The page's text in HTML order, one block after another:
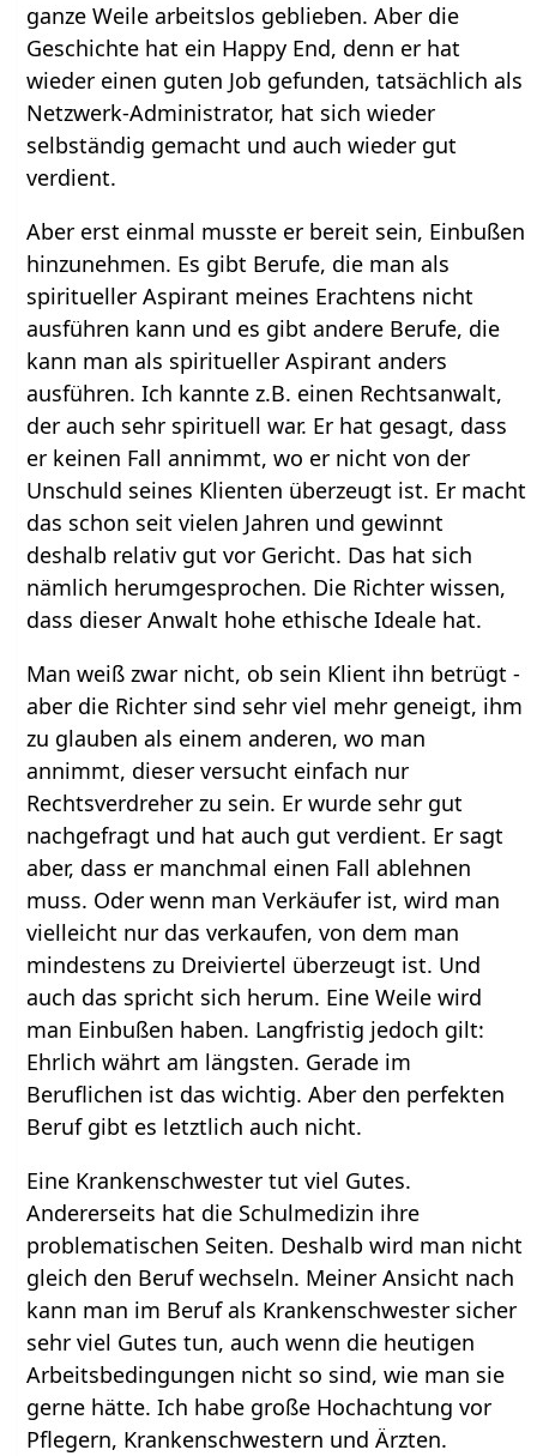
ganze Weile arbeitslos geblieben. Aber die
Geschichte hat ein Happy End, denn er hat
wieder einen guten Job gefunden, tatsächlich als
Netzwerk-Administrator, hat sich wieder
selbständig gemacht und auch wieder gut
verdient.
Aber erst einmal musste er bereit sein, Einbußen
hinzunehmen. Es gibt Berufe, die man als
spiritueller Aspirant meines Erachtens nicht
ausführen kann und es gibt andere Berufe, die
kann man als spiritueller Aspirant anders
ausführen. Ich kannte z.B. einen Rechtsanwalt,
der auch sehr spirituell war. Er hat gesagt, dass
er keinen Fall annimmt, wo er nicht von der
Unschuld seines Klienten überzeugt ist. Er macht
das schon seit vielen Jahren und gewinnt
deshalb relativ gut vor Gericht. Das hat sich
nämlich herumgesprochen. Die Richter wissen,
dass dieser Anwalt hohe ethische Ideale hat.
Man weiß zwar nicht, ob sein Klient ihn betrügt -
aber die Richter sind sehr viel mehr geneigt, ihm
zu glauben als einem anderen, wo man
annimmt, dieser versucht einfach nur
Rechtsverdreher zu sein. Er wurde sehr gut
nachgefragt und hat auch gut verdient. Er sagt
aber, dass er manchmal einen Fall ablehnen
muss. Oder wenn man Verkäufer ist, wird man
vielleicht nur das verkaufen, von dem man
mindestens zu Dreiviertel überzeugt ist. Und
auch das spricht sich herum. Eine Weile wird
man Einbußen haben. Langfristig jedoch gilt:
Ehrlich währt am längsten. Gerade im
Beruflichen ist das wichtig. Aber den perfekten
Beruf gibt es letztlich auch nicht.
Eine Krankenschwester tut viel Gutes.
Andererseits hat die Schulmedizin ihre
problematischen Seiten. Deshalb wird man nicht
gleich den Beruf wechseln. Meiner Ansicht nach
kann man im Beruf als Krankenschwester sicher
sehr viel Gutes tun, auch wenn die heutigen
Arbeitsbedingungen nicht so sind, wie man sie
gerne hätte. Ich habe große Hochachtung vor
Pflegern, Krankenschwestern und Ärzten.